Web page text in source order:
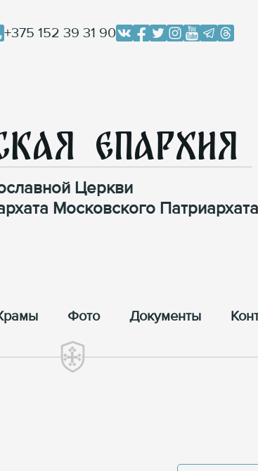
+375 152 39 31 90
Епархия
Церкви
Московского
Фото Документы